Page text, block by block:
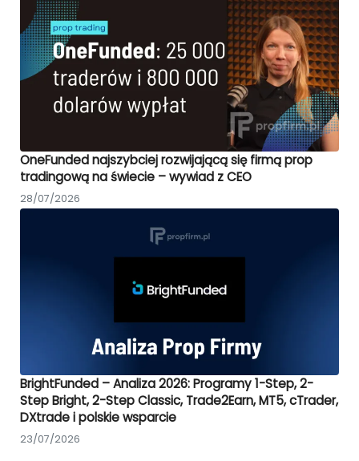
OneFunded najszybciej rozwijającą się firmą prop
tradingową na świecie – wywiad z CEO
28/07/2026
BrightFunded – Analiza 2026: Programy 1-Step, 2-
Step Bright, 2-Step Classic, Trade2Earn, MT5, cTrader,
DXtrade i polskie wsparcie
23/07/2026